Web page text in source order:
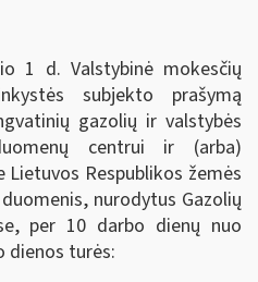
1 d. Valstybinė mokesčių
subjekto prašymą
gazolių ir valstybės
centrui ir (arba)
Respublikos žemės
nurodytus Gazolių
per 10 darbo dienų nuo
dienos turės: